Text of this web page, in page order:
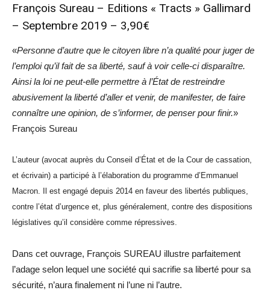
François Sureau – Editions « Tracts » Gallimard
– Septembre 2019 – 3,90€
«Personne d’autre que le citoyen libre n’a qualité pour juger de
l’emploi qu’il fait de sa liberté, sauf à voir celle-ci disparaître.
Ainsi la loi ne peut-elle permettre à l’État de restreindre
abusivement la liberté d’aller et venir, de manifester, de faire
connaître une opinion, de s’informer, de penser pour finir.»
François Sureau
L’auteur (avocat auprès du Conseil d’État et de la Cour de cassation,
et écrivain) a participé à l’élaboration du programme d’Emmanuel
Macron. Il est engagé depuis 2014 en faveur des libertés publiques,
contre l’état d’urgence et, plus généralement, contre des dispositions
législatives qu’il considère comme répressives.
Dans cet ouvrage, François SUREAU illustre parfaitement
l’adage selon lequel une société qui sacrifie sa liberté pour sa
sécurité, n’aura finalement ni l’une ni l’autre.